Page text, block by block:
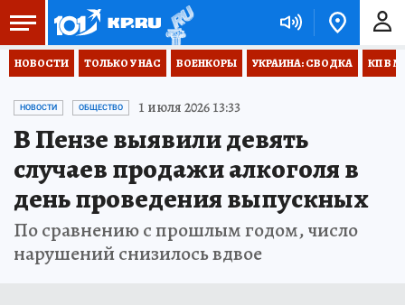
НОВОСТИ ТОЛЬКО У НАС ВОЕНКОРЫ УКРАИНА: СВОДКА КП В
НОВОСТИ ОБЩЕСТВО 1 июля 2026 13:33
В Пензе выявили девять
случаев продажи алкоголя в
день проведения выпускных
По сравнению с прошлым годом, число
нарушений снизилось вдвое